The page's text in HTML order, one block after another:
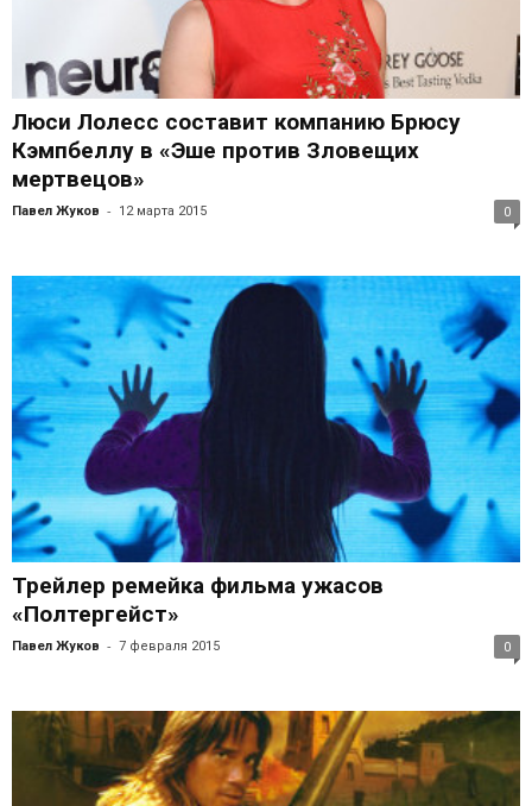
Люси Лолесс составит компанию Брюсу
Кэмпбеллу в «Эше против Зловещих
мертвецов»
Павел Жуков - 12 марта 2015 0
Трейлер ремейка фильма ужасов
«Полтергейст»
Павел Жуков - 7 февраля 2015 0